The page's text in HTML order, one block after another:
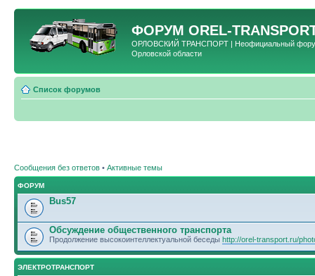
ФОРУМ OREL-
ОРЛОВСКИЙ ТРАНСПОРТ | Неофициальный форум
Орловской области
Список форумов
Сообщения без ответов • Активные темы
ФОРУМ
Bus57
Обсуждение общественного транспорта
Продолжение высокоинтеллектуальной беседы http://orel-transport.ru/
ЭЛЕКТРОТРАНСПОРТ